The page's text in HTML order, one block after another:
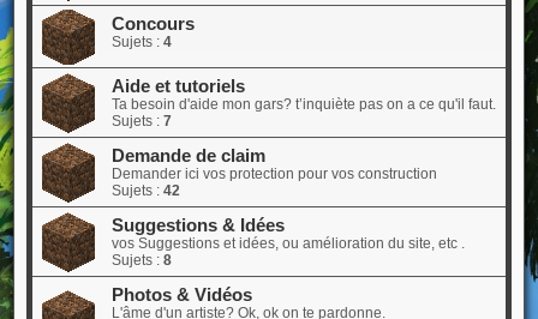
Concours
Sujets : 4
Aide et tutoriels
Ta besoin d'aide mon gars? t’inquiète pas on a ce qu'il faut.
Sujets : 7
Demande de claim
Demander ici vos protection pour vos construction
Sujets : 42
Suggestions & Idées
vos Suggestions et idées, ou amélioration du site, etc .
Sujets : 8
Photos & Vidéos
L'âme d'un artiste? Ok, ok on te pardonne.